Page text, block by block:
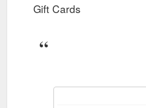
Gift Cards